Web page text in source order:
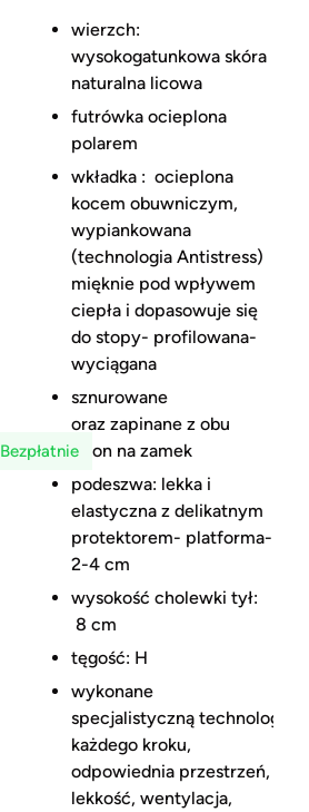
Bezpłatnie
wierzch:
wysokogatunkowa skóra
naturalna licowa
futrówka ocieplona
polarem
wkładka : ocieplona
kocem obuwniczym,
wypiankowana
(technologia Antistress)
mięknie pod wpływem
ciepła i dopasowuje się
do stopy- profilowana-
wyciągana
sznurowane
oraz zapinane z obu
stron na zamek
podeszwa: lekka i
elastyczna z delikatnym
protektorem- platforma-
2-4 cm
wysokość cholewki tył:
8 cm
tęgość: H
wykonane
specjalistyczną technologią
każdego kroku,
odpowiednia przestrzeń,
lekkość, wentylacja,